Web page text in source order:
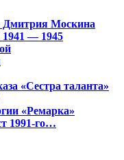
Дмитрия Москина
1941 — 1945
«Сестра таланта»
«Ремарка»
1991-го…